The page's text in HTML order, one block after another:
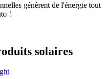
génèrent de l'énergie tout
!
solaires